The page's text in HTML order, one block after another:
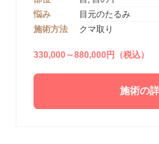
悩み
目元のたるみ
施術方法
クマ取り
330,000～880,000円（税込）
施術の